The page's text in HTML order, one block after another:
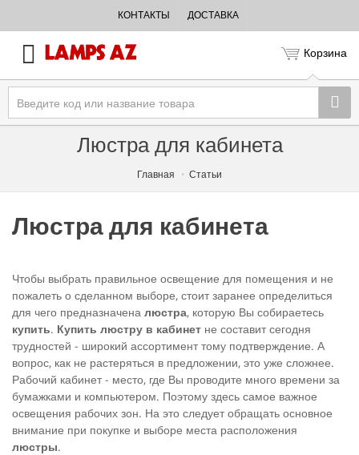
КОНТАКТЫ ДОСТАВКА
Корзина
Люстра для кабинета
Главная Статьи
Люстра для кабинета
Чтобы выбрать правильное освещение для помещения и не
пожалеть о сделанном выборе, стоит заранее определиться
для чего предназначена люстра, которую Вы собираетесь
купить. Купить люстру в кабинет не составит сегодня
трудностей - широкий ассортимент тому подтверждение. А
вопрос, как не растеряться в предложении, это уже сложнее.
Рабочий кабинет - место, где Вы проводите много времени за
бумажками и компьютером. Поэтому здесь самое важное
освещения рабочих зон. На это следует обращать основное
внимание при покупке и выборе места расположения
люстры.